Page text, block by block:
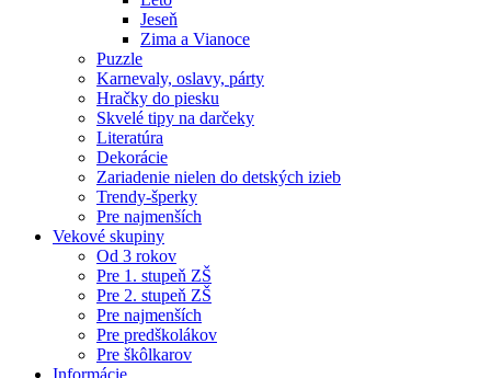
Jeseň
Zima a Vianoce
Puzzle
Karnevaly, oslavy, párty
Hračky do piesku
Skvelé tipy na darčeky
Literatúra
Dekorácie
Zariadenie nielen do detských izieb
Trendy-šperky
Pre najmenších
Vekové skupiny
Od 3 rokov
Pre 1. stupeň ZŠ
Pre 2. stupeň ZŠ
Pre najmenších
Pre predškolákov
Pre škôlkarov
Informácie